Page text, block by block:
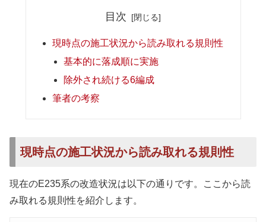
目次
現時点の施工状況から読み取れる規則性
基本的に落成順に実施
除外され続ける6編成
筆者の考察
現時点の施工状況から読み取れる規則性
現在のE235系の改造状況は以下の通りです。ここから読
み取れる規則性を紹介します。